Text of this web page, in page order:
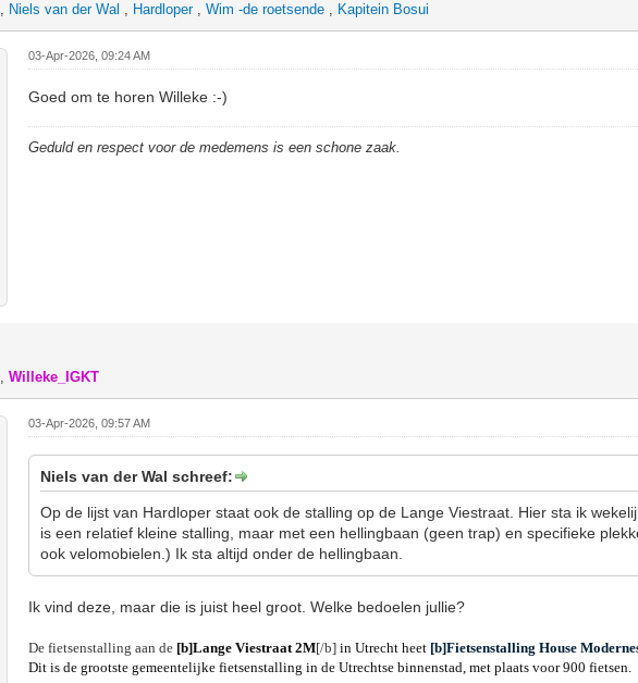
, Niels van der Wal , Hardloper,Wim -de roetsende , Kapitein Bosui
03-Apr-2026, 09:24 AM
Goed om te horen Willeke :-)
Geduld en respect voor de medemens is een schone zaak.
,Willeke_IGKT
03-Apr-2026, 09:57 AM
Niels van der Wal schreef:
Op de lijst van Hardloper staat ook de stalling op de Lange Viestraat. Hier sta ik
is een relatief kleine stalling, maar met een hellingbaan (geen trap) en specifieke
ook velomobielen.) Ik sta altijd onder de hellingbaan.
Ik vind deze, maar die is juist heel groot. Welke bedoelen jullie?
De fietsenstalling aan de [b]Lange Viestraat 2M[/b] in Utrecht heet [b]Fietsenstalling House
Dit is de grootste gemeentelijke fietsenstalling in de Utrechtse binnenstad, met plaats voor 900 fietsen.